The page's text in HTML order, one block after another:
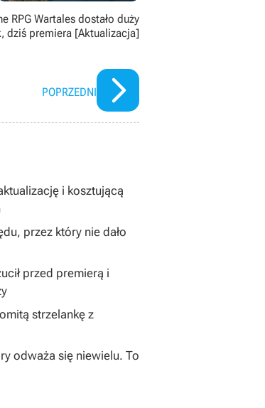
RPG Wartales dostało duży
dziś premiera [Aktualizacja]
POPRZEDNI
i kosztującą
przez który nie dało
przed premierą i
strzelankę z
odważa się niewielu. To